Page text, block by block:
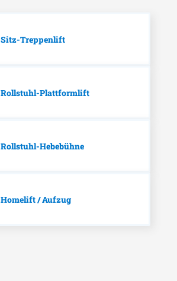
Sitz-Treppenlift
Rollstuhl-Plattformlift
Rollstuhl-Hebebühne
Homelift / Aufzug